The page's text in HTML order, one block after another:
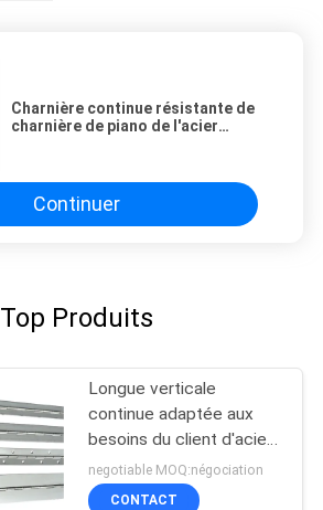
Charnière continue résistante de
charnière de piano de l'acier
Continuer
Top Produits
Longue verticale
continue adaptée aux
besoins du client d'acier
inoxydable de charnière
de piano réglable
negotiable MOQ:négociation
CONTACT